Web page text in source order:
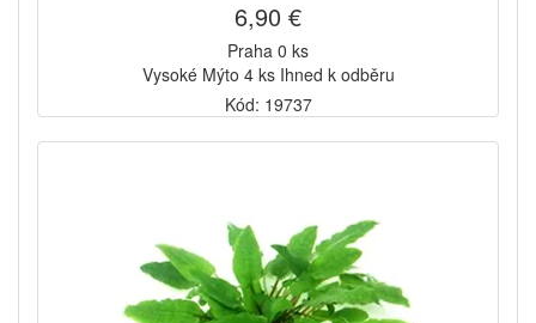
6,90 €
Praha 0 ks
Vysoké Mýto 4 ks Ihned k odběru
Kód: 19737